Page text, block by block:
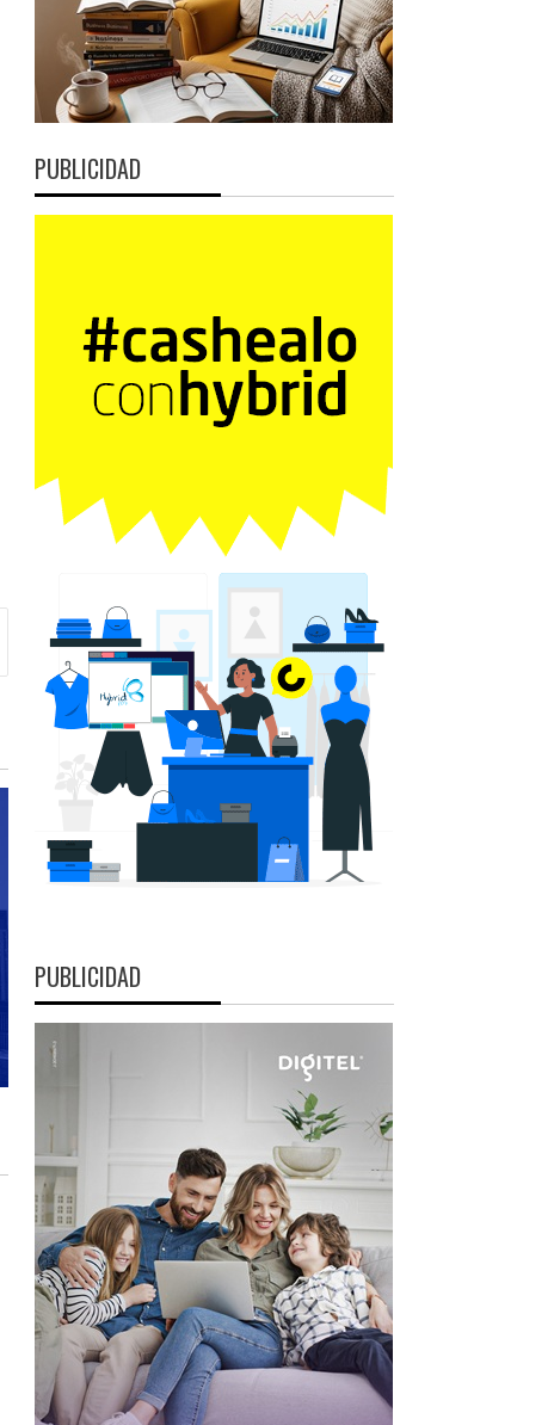
PUBLICIDAD
PUBLICIDAD